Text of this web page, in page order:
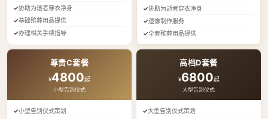
协助为逝者穿衣净身
基础殡葬用品提供
办理相关手续指导
协助为逝者穿衣净身
遗像制作服务
全套殡葬用品提供
尊贵C套餐
¥4800起
小型告别仪式
小型告别仪式策划
高档D套餐
¥6800起
大型告别仪式
大型告别仪式策划